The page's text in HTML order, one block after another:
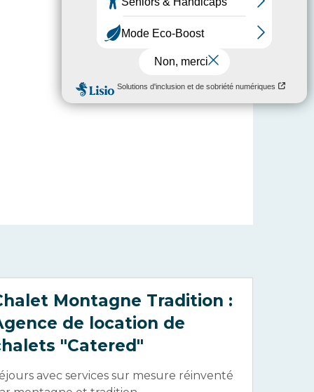
Montagne Tradition :
de location de
"Catered"
avec services sur mesure réinventé